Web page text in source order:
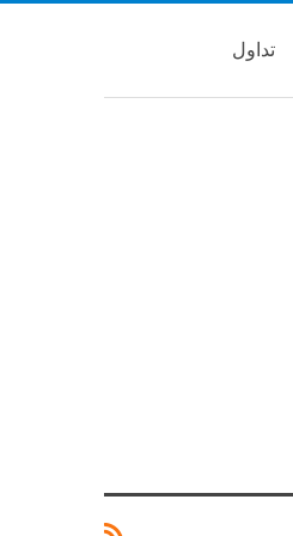
تداول